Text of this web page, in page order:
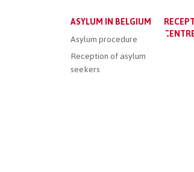
Main
menu
ASYLUM IN BELGIUM
Asylum procedure
Reception of asylum
seekers